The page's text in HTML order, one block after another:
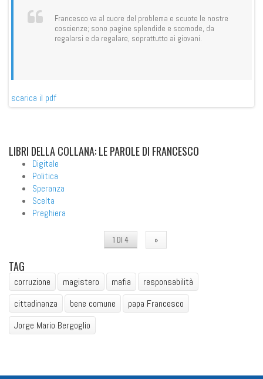
Francesco va al cuore del problema e scuote le nostre
coscienze; sono pagine splendide e scomode, da
regalarsi e da regalare, soprattutto ai giovani.
scarica il pdf
LIBRI DELLA COLLANA: LE PAROLE DI FRANCESCO
Digitale
Politica
Speranza
Scelta
Preghiera
1 DI 4 »
TAG
corruzione magistero mafia
responsabilità
cittadinanza
bene comune
papa Francesco
Jorge Mario Bergoglio